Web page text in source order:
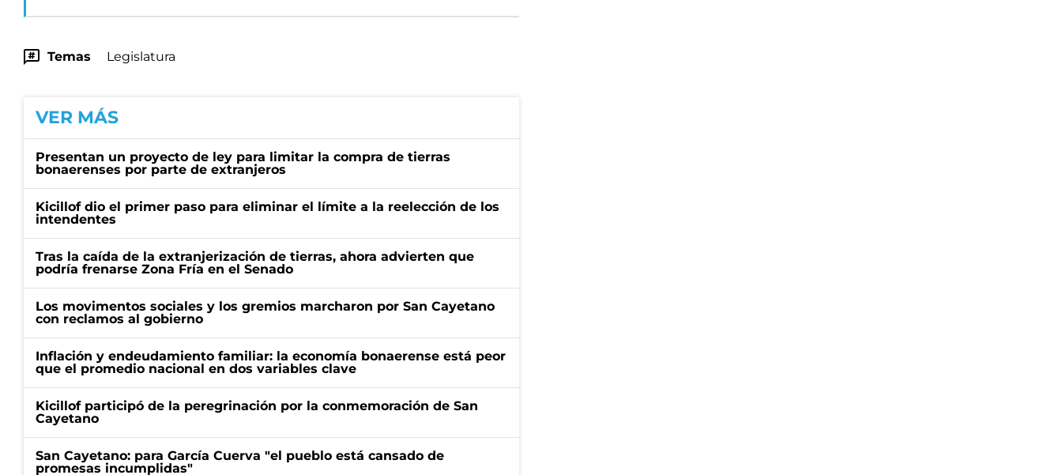
Temas Legislatura
VER MÁS
Presentan un proyecto de ley para limitar la compra de tierras
bonaerenses por parte de extranjeros
Kicillof dio el primer paso para eliminar el límite a la reelección de los
intendentes
Tras la caída de la extranjerización de tierras, ahora advierten que
podría frenarse Zona Fría en el Senado
Los movimentos sociales y los gremios marcharon por San Cayetano
con reclamos al gobierno
Inflación y endeudamiento familiar: la economía bonaerense está peor
que el promedio nacional en dos variables clave
Kicillof participó de la peregrinación por la conmemoración de San
Cayetano
San Cayetano: para García Cuerva "el pueblo está cansado de
promesas incumplidas"